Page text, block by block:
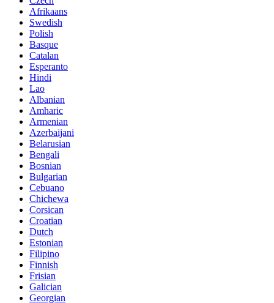
Afrikaans
Swedish
Polish
Basque
Catalan
Esperanto
Hindi
Lao
Albanian
Amharic
Armenian
Azerbaijani
Belarusian
Bengali
Bosnian
Bulgarian
Cebuano
Chichewa
Corsican
Croatian
Dutch
Estonian
Filipino
Finnish
Frisian
Galician
Georgian